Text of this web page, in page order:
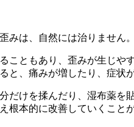
みは、自然には治りません。
こともあり、歪みが生じや
と、痛みが増したり、症状
だけを揉んだり、湿布薬を
根本的に改善していくこと